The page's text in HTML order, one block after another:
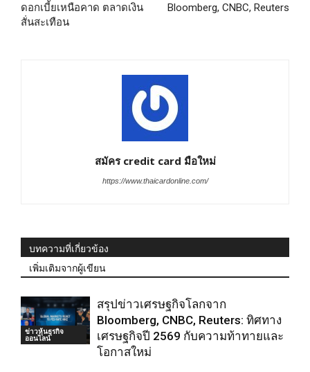
ดอกเบี้ยเหนือคาด ตลาดเงิน
สั่นสะเทือน
Bloomberg, CNBC, Reuters
สมัคร credit card มือใหม่
https://www.thaicardonline.com/
บทความที่เกี่ยวข้อง
เพิ่มเติมจากผู้เขียน
ข่าวหุ้นธุรกิจ
ออนไลน์
สรุปข่าวเศรษฐกิจโลกจาก
Bloomberg, CNBC, Reuters: ทิศทาง
เศรษฐกิจปี 2569 กับความท้าทายและ
โอกาสใหม่